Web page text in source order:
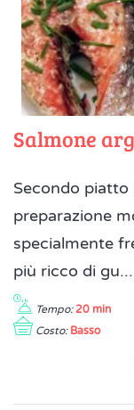
Salmone
Secondo
preparazione
specialmente
più ricco di gu...
Tempo: 20 min
Costo: Basso